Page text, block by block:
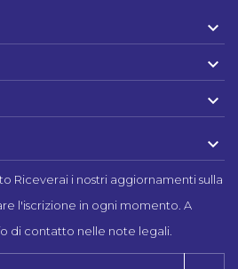

Riceverai i nostri aggiornamenti sulla
l'iscrizione in ogni momento. A
di contatto nelle note legali.


